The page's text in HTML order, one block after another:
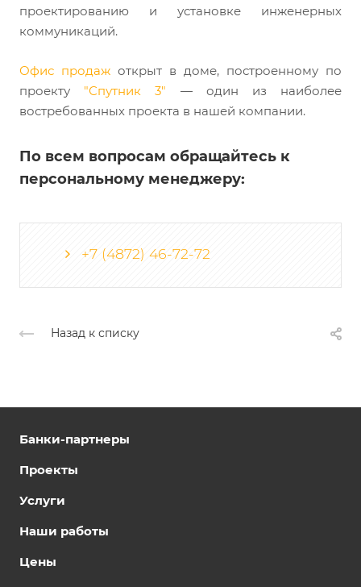
проектированию и установке инженерных
коммуникаций.
Офис продаж открыт в доме, построенному по
проекту "Спутник 3" — один из наиболее
востребованных проекта в нашей компании.
По всем вопросам обращайтесь к
персональному менеджеру:
+7 (4872) 46-72-72
Назад к списку
Банки-партнеры
Проекты
Услуги
Наши работы
Цены